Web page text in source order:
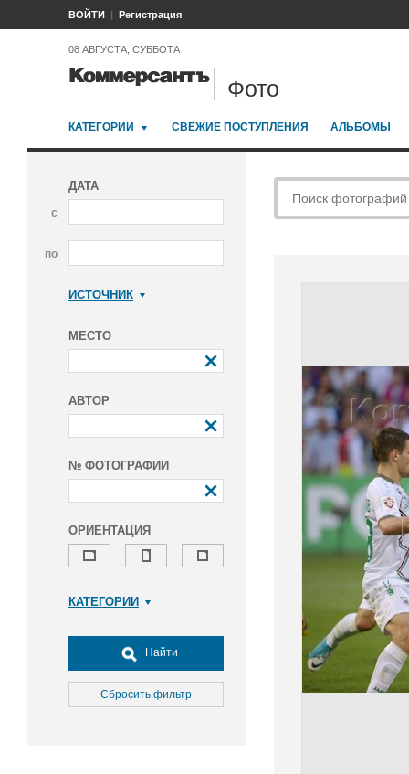
ВОЙТИ Регистрация
08 АВГУСТА, СУББОТА
Фото
КАТЕГОРИИ СВЕЖИЕ ПОСТУПЛЕНИЯ АЛЬБОМЫ
ДАТА
с
по
ИСТОЧНИК
МЕСТО
АВТОР
№ ФОТОГРАФИИ
ОРИЕНТАЦИЯ
КАТЕГОРИИ
Досуг, туризм и отдых
Культура
Медицина
Найти
Сбросить фильтр